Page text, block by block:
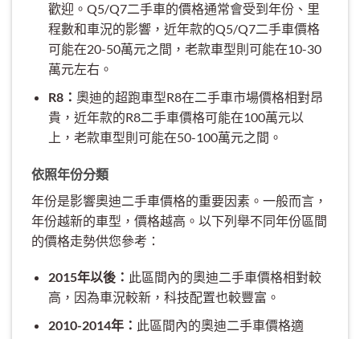
歡迎。Q5/Q7二手車的價格通常會受到年份、里
程數和車況的影響，近年款的Q5/Q7二手車價格
可能在20-50萬元之間，老款車型則可能在10-30
萬元左右。
R8： 奧迪的超跑車型R8在二手車市場價格相對昂
貴，近年款的R8二手車價格可能在100萬元以
上，老款車型則可能在50-100萬元之間。
依照年份分類
年份是影響奧迪二手車價格的重要因素。一般而言，
年份越新的車型，價格越高。以下列舉不同年份區間
的價格走勢供您參考：
2015年以後： 此區間內的奧迪二手車價格相對較
高，因為車況較新，科技配置也較豐富。
2010-2014年： 此區間內的奧迪二手車價格適